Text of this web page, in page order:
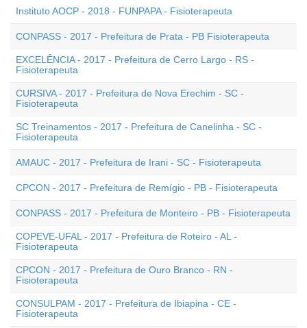
Instituto AOCP - 2018 - FUNPAPA - Fisioterapeuta
CONPASS - 2017 - Prefeitura de Prata - PB Fisioterapeuta
EXCELÊNCIA - 2017 - Prefeitura de Cerro Largo - RS -
Fisioterapeuta
CURSIVA - 2017 - Prefeitura de Nova Erechim - SC -
Fisioterapeuta
SC Treinamentos - 2017 - Prefeitura de Canelinha - SC -
Fisioterapeuta
AMAUC - 2017 - Prefeitura de Irani - SC - Fisioterapeuta
CPCON - 2017 - Prefeitura de Remígio - PB - Fisioterapeuta
CONPASS - 2017 - Prefeitura de Monteiro - PB - Fisioterapeuta
COPEVE-UFAL - 2017 - Prefeitura de Roteiro - AL -
Fisioterapeuta
CPCON - 2017 - Prefeitura de Ouro Branco - RN -
Fisioterapeuta
CONSULPAM - 2017 - Prefeitura de Ibiapina - CE -
Fisioterapeuta